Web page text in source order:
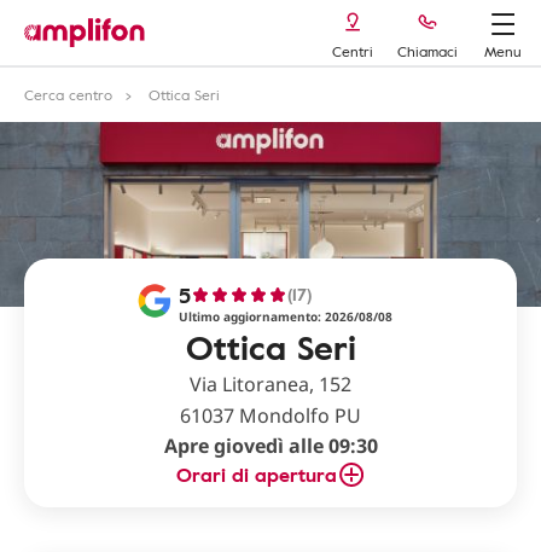
Centri Chiamaci
Menu
Cerca centro
Ottica Seri
Ottica Seri
5 (17)
Ultimo aggiornamento: 2026/08/08
Via Litoranea, 152
61037 Mondolfo PU
Apre giovedì alle 09:30
Orari di apertura